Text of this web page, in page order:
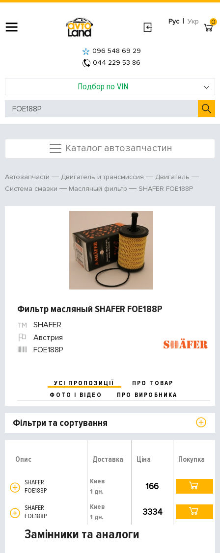
Рус | Укр
Подбор по VIN
096 548 69 29
044 229 53 86
0
Каталог автозапчастин
Автозапчасти Двигатель и трансмиссия
Двигатель
Система смазки
Масляный фильтр SHAFER FOE188P
Фильтр масляный SHAFER FOE188P
SHAFER
Австрия
FOE188P
УСІ ПРОПОЗИЦІЇ
ПРО ТОВАР
ФОТО І ВІДЕО
ПРО ВИРОБНИКА
Фільтри та сортування
Опис Доставка Ціна Покупка
SHAFER
FOE188P
Киев
1 дн.
166
SHAFER
FOE188P
Киев
1 дн.
3334
Замінники та аналоги